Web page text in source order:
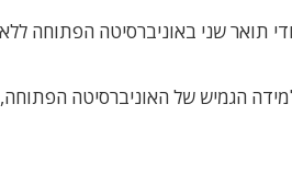
הגמיש של האוניברסיטה